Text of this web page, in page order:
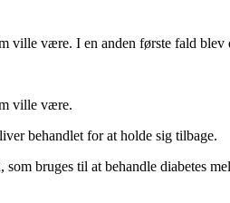
være. I en anden første fald blev
ville være.
behandlet for at holde sig tilbage.
bruges til at behandle diabetes